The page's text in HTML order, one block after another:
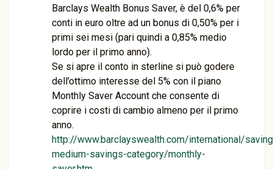
Barclays Wealth Bonus Saver, è del 0,6% per
conti in euro oltre ad un bonus di 0,50% per i
primi sei mesi (pari quindi a 0,85% medio
lordo per il primo anno).
Se si apre il conto in sterline si può godere
dell’ottimo interesse del 5% con il piano
Monthly Saver Account che consente di
coprire i costi di cambio almeno per il primo
anno.
http://www.barclayswealth.com/international/
medium-savings-category/monthly-